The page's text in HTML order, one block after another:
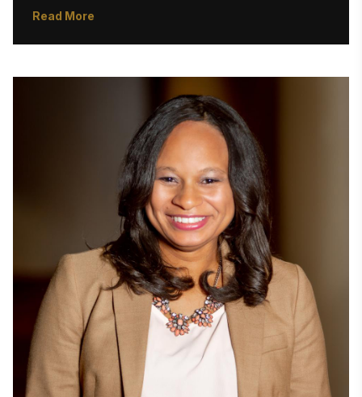
kolēģiem, kas uzskaitīti zemāk. Viņai patīk, ka Stevie
Awards ļauj profesionāļiem visā pasaulē, sākot no
ikdienas darbu un inovācijām.
Maggie ir ieguvusi bakalaura grādu dabaszinātnēs
Džeimsa Madisona universitātē un maģistra grādu
uzņēmējdarbības vadībā Džordža Meisona
universitātē, abas atrodas Virdžīnijā.
Read More